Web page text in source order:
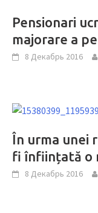
Pensionari
majorare a
8 Декабрь 2016
În urma unei
fi înființată o
8 Декабрь 2016